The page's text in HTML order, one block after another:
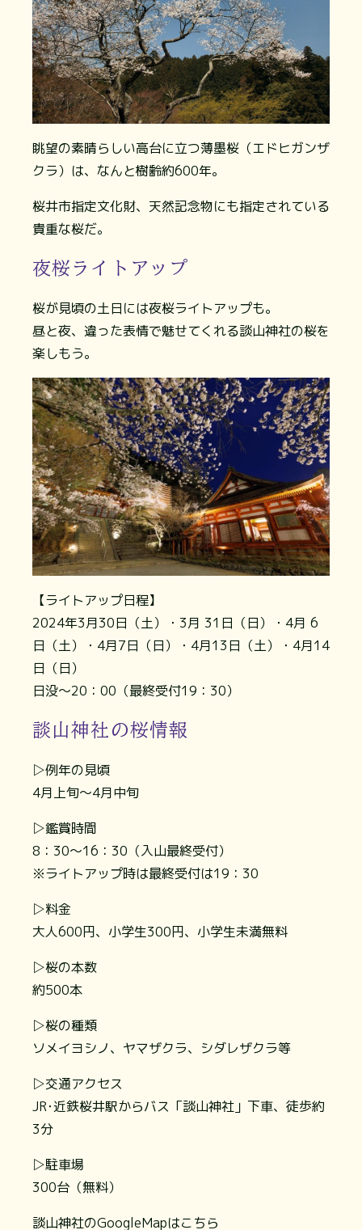
眺望の素晴らしい高台に立つ薄墨桜（エドヒガンザ
クラ）は、なんと樹齢約600年。
桜井市指定文化財、天然記念物にも指定されている
貴重な桜だ。
夜桜ライトアップ
桜が見頃の土日には夜桜ライトアップも。
昼と夜、違った表情で魅せてくれる談山神社の桜を
楽しもう。
【ライトアップ日程】
2024年3月30日（土）・3月 31日（日）・4月 6
日（土）・4月7日（日）・4月13日（土）・4月14
日（日）
日没～20：00（最終受付19：30）
談山神社の桜情報
▷例年の見頃
4月上旬～4月中旬
▷鑑賞時間
8：30～16：30（入山最終受付）
※ライトアップ時は最終受付は19：30
▷料金
大人600円、小学生300円、小学生未満無料
▷桜の本数
約500本
▷桜の種類
ソメイヨシノ、ヤマザクラ、シダレザクラ等
▷交通アクセス
JR･近鉄桜井駅からバス「談山神社」下車、徒歩約
3分
▷駐車場
300台（無料）
談山神社のGoogleMapはこちら